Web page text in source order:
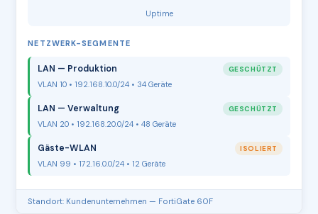
Uptime
NETZWERK-SEGMENTE
LAN — Produktion GESCHÜTZT
VLAN 10 • 192.168.10.0/24 • 34 Geräte
LAN — Verwaltung GESCHÜTZT
VLAN 20 • 192.168.20.0/24 • 48 Geräte
Gäste-WLAN ISOLIERT
VLAN 99 • 172.16.0.0/24 • 12 Geräte
Standort: Kundenunternehmen — FortiGate 60F